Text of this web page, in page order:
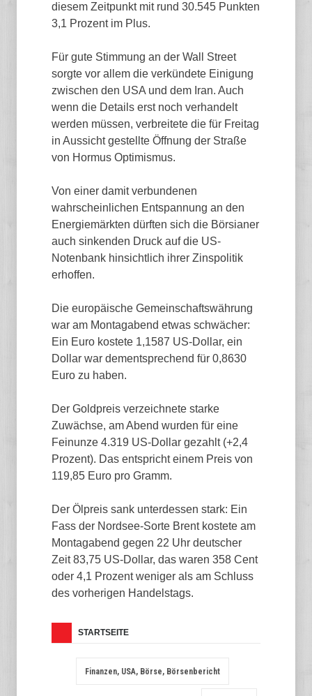
diesem Zeitpunkt mit rund 30.545 Punkten
3,1 Prozent im Plus.
Für gute Stimmung an der Wall Street
sorgte vor allem die verkündete Einigung
zwischen den USA und dem Iran. Auch
wenn die Details erst noch verhandelt
werden müssen, verbreitete die für Freitag
in Aussicht gestellte Öffnung der Straße
von Hormus Optimismus.
Von einer damit verbundenen
wahrscheinlichen Entspannung an den
Energiemärkten dürften sich die Börsianer
auch sinkenden Druck auf die US-
Notenbank hinsichtlich ihrer Zinspolitik
erhoffen.
Die europäische Gemeinschaftswährung
war am Montagabend etwas schwächer:
Ein Euro kostete 1,1587 US-Dollar, ein
Dollar war dementsprechend für 0,8630
Euro zu haben.
Der Goldpreis verzeichnete starke
Zuwächse, am Abend wurden für eine
Feinunze 4.319 US-Dollar gezahlt (+2,4
Prozent). Das entspricht einem Preis von
119,85 Euro pro Gramm.
Der Ölpreis sank unterdessen stark: Ein
Fass der Nordsee-Sorte Brent kostete am
Montagabend gegen 22 Uhr deutscher
Zeit 83,75 US-Dollar, das waren 358 Cent
oder 4,1 Prozent weniger als am Schluss
des vorherigen Handelstags.
STARTSEITE
Finanzen, USA, Börse, Börsenbericht